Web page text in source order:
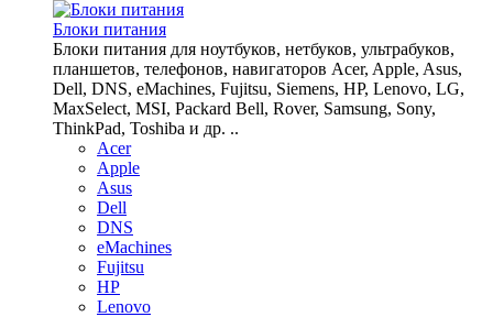
Блоки питания
Блоки питания для ноутбуков, нетбуков, ультрабуков,
планшетов, телефонов, навигаторов Acer, Apple, Asus,
Dell, DNS, eMachines, Fujitsu, Siemens, HP, Lenovo, LG,
MaxSelect, MSI, Packard Bell, Rover, Samsung, Sony,
ThinkPad, Toshiba и др. ..
Acer
Apple
Asus
Dell
DNS
eMachines
Fujitsu
HP
Lenovo